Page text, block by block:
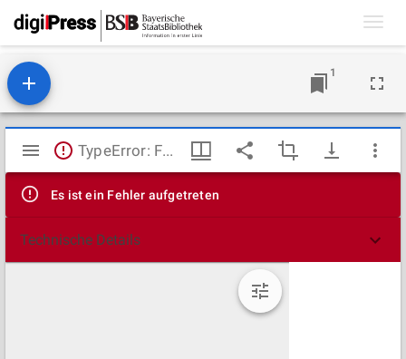
1
Mirador
Viewer
TypeError: Failed to fetch
Es ist ein Fehler aufgetreten
Technische Details